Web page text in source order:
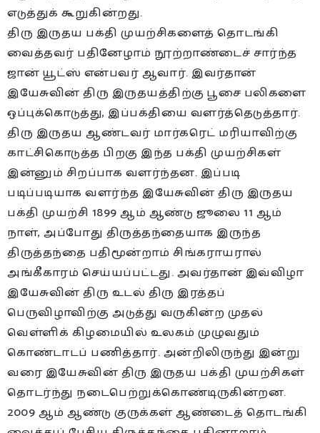
எடுத்துக் கூறுகின்றது.
திரு இருதய பக்தி முயற்சிகளைத் தொடங்கி
வைத்தவர் பதினேழாம் நூற்றாண்டைச் சார்ந்த
ஜான் யூட்ஸ் என்பவர் ஆவார். இவர்தான்
இயேசுவின் திரு இருதயத்திற்கு பூசை பலிகளை
ஒப்புக்கொடுத்து, இப்பக்தியை வளர்த்தெடுத்தார்.
திரு இருதய ஆண்டவர் மார்கரெட் மரியாவிற்கு
காட்சிகொடுத்த பிறகு இந்த பக்தி முயற்சிகள்
இன்னும் சிறப்பாக வளர்ந்தன. இப்படி
படிப்படியாக வளர்ந்த இயேசுவின் திரு இருதய
பக்தி முயற்சி 1899 ஆம் ஆண்டு ஜூலை 11 ஆம்
நாள், அப்போது திருத்தந்தையாக இருந்த
திருத்தந்தை பதிமூன்றாம் சிங்கராயரால்
அங்கீகாரம் செய்யப்பட்டது. அவர்தான் இவ்விழா
இயேசுவின் திரு உடல் திரு இரத்தப்
பெருவிழாவிற்கு அடுத்து வருகின்ற முதல்
வெள்ளிக் கிழமையில் உலகம் முழுவதும்
கொண்டாடப் பணித்தார். அன்றிலிருந்து இன்று
வரை இயேசுவின் திரு இருதய பக்தி முயற்சிகள்
தொடர்ந்து நடைபெற்றுக்கொண்டிருகின்றன.
2009 ஆம் ஆண்டு குருக்கள் ஆண்டைத் தொடங்கி